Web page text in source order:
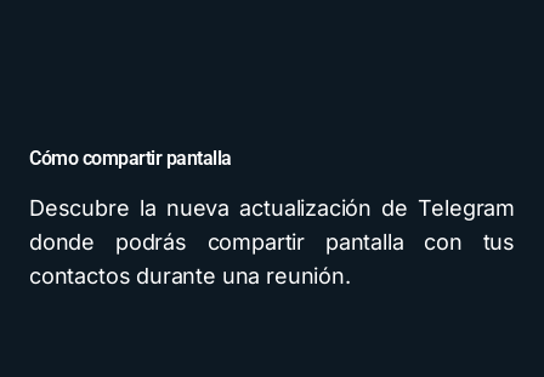
Cómo compartir pantalla
Descubre la nueva actualización de Telegram
donde podrás compartir pantalla con tus
contactos durante una reunión.